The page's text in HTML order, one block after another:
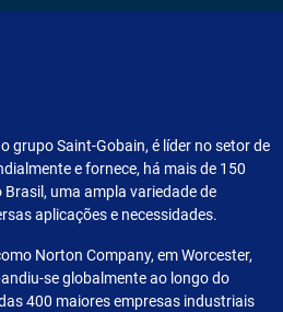
grupo Saint-Gobain, é líder no setor de
e fornece, há mais de 150
uma ampla variedade de
aplicações e necessidades.
Norton Company, em Worcester,
se globalmente ao longo do
400 maiores empresas industriais